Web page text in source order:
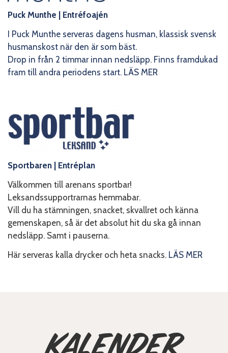
Puck Munthe | Entréfoajén
I Puck Munthe serveras dagens husman, klassisk svensk
husmanskost när den är som bäst.
Drop in från 2 timmar innan nedsläpp. Finns framdukad
fram till andra periodens start. LÄS MER
Sportbaren | Entréplan
Välkommen till arenans sportbar!
Leksandssupportrarnas hemmabar.
Vill du ha stämningen, snacket, skvallret och känna
gemenskapen, så är det absolut hit du ska gå innan
nedsläpp. Samt i pauserna.
Här serveras kalla drycker och heta snacks. LÄS MER
Kalender